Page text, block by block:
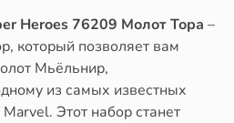
Heroes 76209 Молот Тора –
который позволяет вам
Мьёльнир,
из самых известных
Этот набор станет